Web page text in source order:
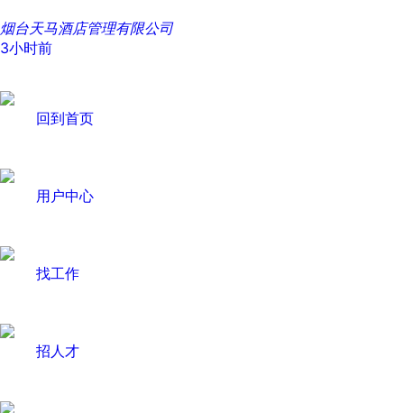
烟台天马酒店管理有限公司
3小时前
回到首页
用户中心
找工作
招人才